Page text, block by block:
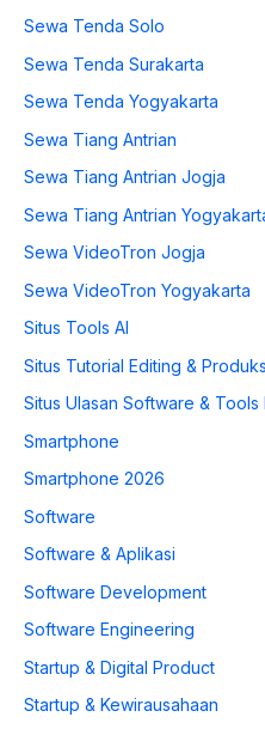
Sewa Tenda Solo
Sewa Tenda Surakarta
Sewa Tenda Yogyakarta
Sewa Tiang Antrian
Sewa Tiang Antrian Jogja
Sewa Tiang Antrian
Sewa VideoTron Jogja
Sewa VideoTron Yogyakarta
Situs Tools AI
Situs Tutorial Editing &
Situs Ulasan Software & Tools
Smartphone
Smartphone 2026
Software
Software & Aplikasi
Software Development
Software Engineering
Startup & Digital Product
Startup & Kewirausahaan